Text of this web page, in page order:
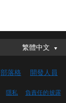
繁體中文
繁體中文
English (UK)
部落格 開發人員
隱私 負責任的披露